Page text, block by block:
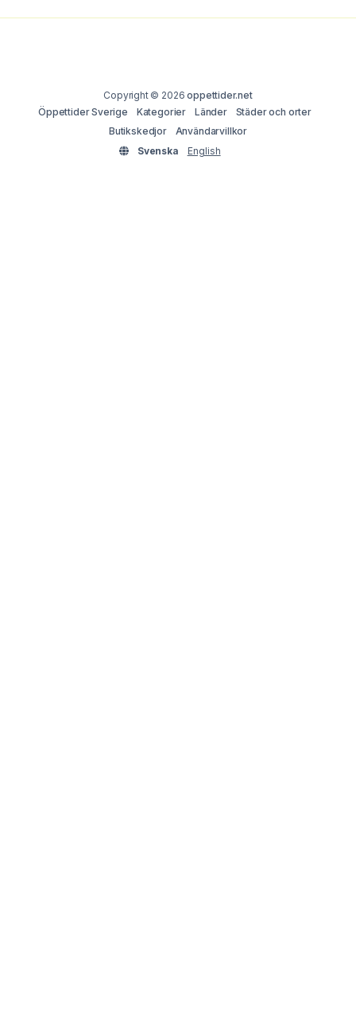
Copyright © 2026oppettider.net
Öppettider Sverige
Kategorier Länder
Städer och orter
Butikskedjor
Användarvillkor
Svenska
English